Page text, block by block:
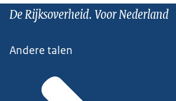
De Rijksoverheid. Voor Nederland
Andere talen